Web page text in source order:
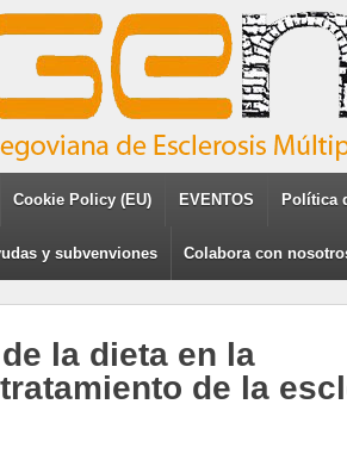
Cookie Policy (EU) EVENTOS Política
y subvenviones Colabora con
la dieta en la
de la